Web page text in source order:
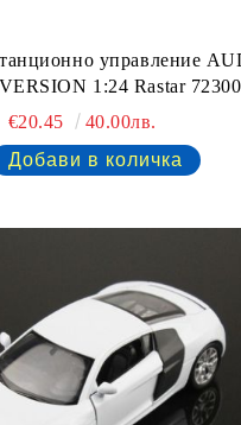
управление
1:24 Rastar 72300
€20.45
40.00лв.